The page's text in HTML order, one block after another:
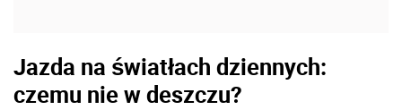
Jazda na światłach dziennych:
czemu nie w deszczu?